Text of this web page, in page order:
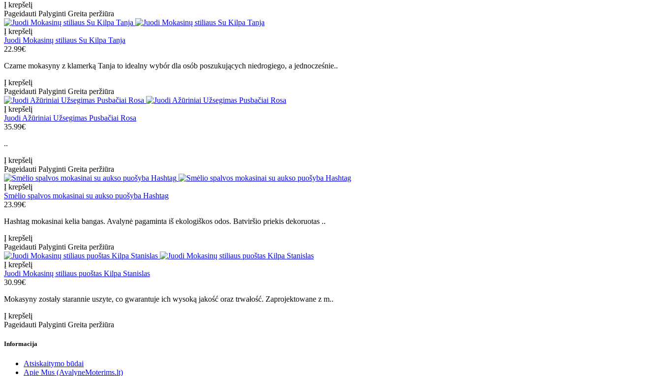
Į krepšelį
Pageidauti Palyginti Greita peržiūra
Į krepšelį
Juodi Mokasinų stiliaus Su Kilpa Tanja
22.99€
Czarne mokasyny z klamerką Tanja to idealny wybór dla osób poszukujących niedrogiego, a jednocześnie..
Į krepšelį
Pageidauti Palyginti Greita peržiūra
Į krepšelį
Juodi Ažūriniai Užsegimas Pusbačiai Rosa
35.99€
..
Į krepšelį
Pageidauti Palyginti Greita peržiūra
Į krepšelį
Smėlio spalvos mokasinai su aukso puošyba Hashtag
23.99€
Hashtag mokasinai kelia bangas. Avalynė pagaminta iš ekologiškos odos. Batviršio priekis dekoruotas ..
Į krepšelį
Pageidauti Palyginti Greita peržiūra
Į krepšelį
Juodi Mokasinų stiliaus puoštas Kilpa Stanislas
30.99€
Mokasyny zostały starannie uszyte, co gwarantuje ich wysoką jakość oraz trwałość. Zaprojektowane z m..
Į krepšelį
Pageidauti Palyginti Greita peržiūra
Informacija
Atsiskaitymo būdai
Apie Mus (AvalyneMoterims.lt)